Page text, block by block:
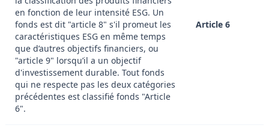
en fonction de leur intensité ESG. Un
fonds est dit "article 8" s'il promeut les
caractéristiques ESG en même temps
que d’autres objectifs financiers, ou
"article 9" lorsqu’il a un objectif
d'investissement durable. Tout fonds
qui ne respecte pas les deux catégories
précédentes est classifié fonds "Article
6".
Article 6